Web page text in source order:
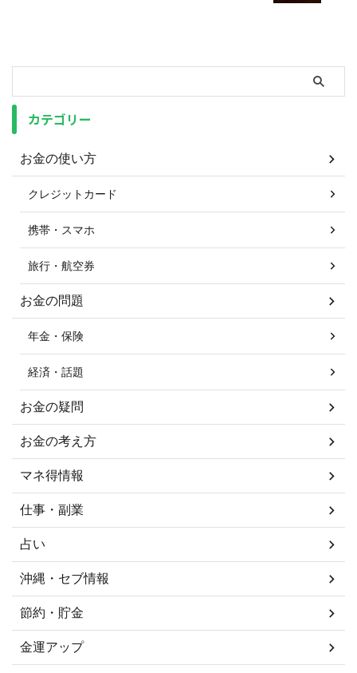
カテゴリー
お金の使い方
クレジットカード
携帯・スマホ
旅行・航空券
お金の問題
年金・保険
経済・話題
お金の疑問
お金の考え方
マネ得情報
仕事・副業
占い
沖縄・セブ情報
節約・貯金
金運アップ